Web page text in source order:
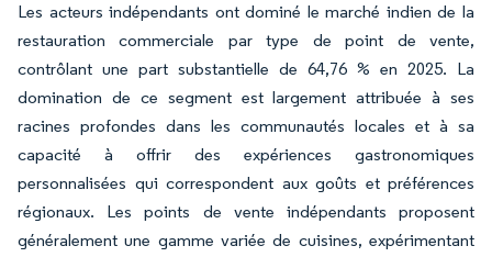
Les acteurs indépendants ont dominé le marché indien de la
restauration commerciale par type de point de vente,
contrôlant une part substantielle de 64,76 % en 2025. La
domination de ce segment est largement attribuée à ses
racines profondes dans les communautés locales et à sa
capacité à offrir des expériences gastronomiques
personnalisées qui correspondent aux goûts et préférences
régionaux. Les points de vente indépendants proposent
généralement une gamme variée de cuisines, expérimentant